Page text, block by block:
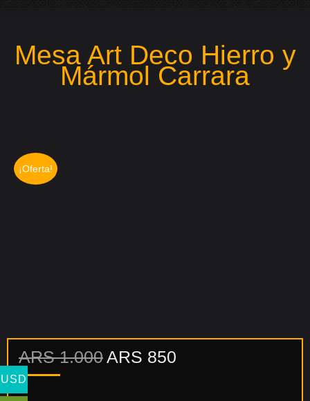
Mesa Art Deco Hierro y
Mármol Carrara
¡Oferta!
ARS1.000 El
ARS 850
USD